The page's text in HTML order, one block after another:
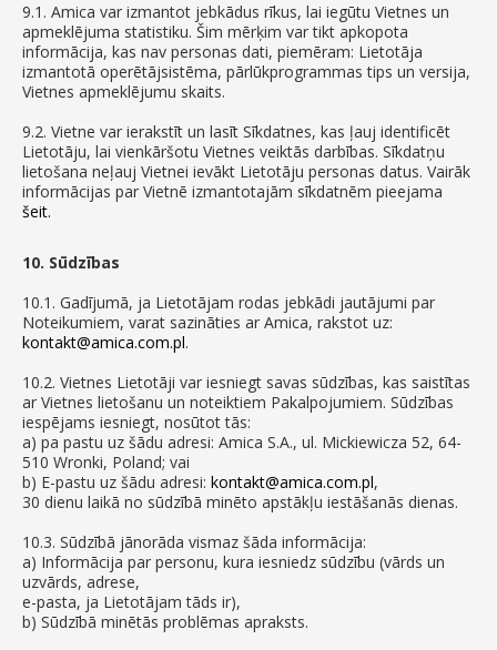
9.1. Amica var izmantot jebkādus rīkus, lai iegūtu Vietnes un
apmeklējuma statistiku. Šim mērķim var tikt apkopota
informācija, kas nav personas dati, piemēram: Lietotāja
izmantotā operētājsistēma, pārlūkprogrammas tips un versija,
Vietnes apmeklējumu skaits.
9.2. Vietne var ierakstīt un lasīt Sīkdatnes, kas ļauj identificēt
Lietotāju, lai vienkāršotu Vietnes veiktās darbības. Sīkdatņu
lietošana neļauj Vietnei ievākt Lietotāju personas datus. Vairāk
informācijas par Vietnē izmantotajām sīkdatnēm pieejama
šeit.
10. Sūdzības
10.1. Gadījumā, ja Lietotājam rodas jebkādi jautājumi par
Noteikumiem, varat sazināties ar Amica, rakstot uz:
kontakt@amica.com.pl.
10.2. Vietnes Lietotāji var iesniegt savas sūdzības, kas saistītas
ar Vietnes lietošanu un noteiktiem Pakalpojumiem. Sūdzības
iespējams iesniegt, nosūtot tās:
a) pa pastu uz šādu adresi: Amica S.A., ul. Mickiewicza 52, 64-
510 Wronki, Poland; vai
b) E-pastu uz šādu adresi: kontakt@amica.com.pl,
30 dienu laikā no sūdzībā minēto apstākļu iestāšanās dienas.
10.3. Sūdzībā jānorāda vismaz šāda informācija:
a) Informācija par personu, kura iesniedz sūdzību (vārds un
uzvārds, adrese,
e-pasta, ja Lietotājam tāds ir),
b) Sūdzībā minētās problēmas apraksts.